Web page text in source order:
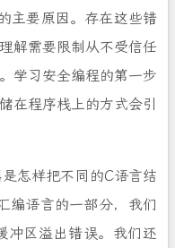
主要原因。存在这些错
解需要限制从不受信任
学习安全编程的第一步
在程序栈上的方式会引
怎样把不同的C语言结
编语言的一部分，我们
冲区溢出错误。我们还